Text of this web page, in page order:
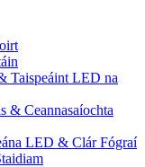
Taispeáint LED na
& Ceannasaíochta
LED & Clár Fógraí